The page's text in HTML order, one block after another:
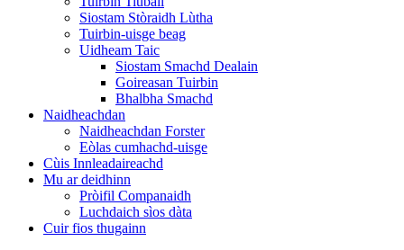
Siostam Stòraidh Lùtha
Tuirbin-uisge beag
Uidheam Taic
Siostam Smachd Dealain
Goireasan Tuirbin
Bhalbha Smachd
Naidheachdan
Naidheachdan Forster
Eòlas cumhachd-uisge
Cùis Innleadaireachd
Mu ar deidhinn
Pròifil Companaidh
Luchdaich sìos dàta
Cuir fios thugainn